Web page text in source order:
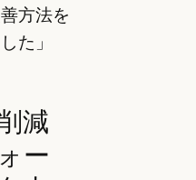
方法を
た」
減
ー